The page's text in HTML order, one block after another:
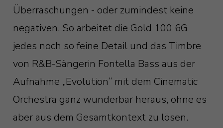
Überraschungen - oder zumindest keine
negativen. So arbeitet die Gold 100 6G
jedes noch so feine Detail und das Timbre
von R&B-Sängerin Fontella Bass aus der
Aufnahme „Evolution“ mit dem Cinematic
Orchestra ganz wunderbar heraus, ohne es
aber aus dem Gesamtkontext zu lösen.